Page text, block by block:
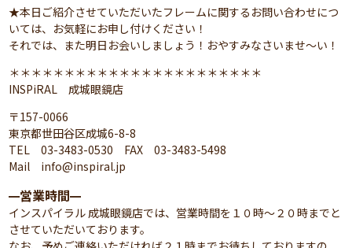
★本日ご紹介させていただいたフレームに関するお問い合わせにつ
いては、お気軽にお申し付けください！
それでは、また明日お会いしましょう！おやすみなさいませ～い！
＊＊＊＊＊＊＊＊＊＊＊＊＊＊＊＊＊＊＊＊＊＊＊
INSPiRAL 成城眼鏡店
〒157-0066
東京都世田谷区成城6-8-8
TEL 03-3483-0530 FAX 03-3483-5498
Mail info@inspiral.jp
━営業時間━
インスパイラル 成城眼鏡店では、営業時間を１０時～２０時までと
させていただいております。